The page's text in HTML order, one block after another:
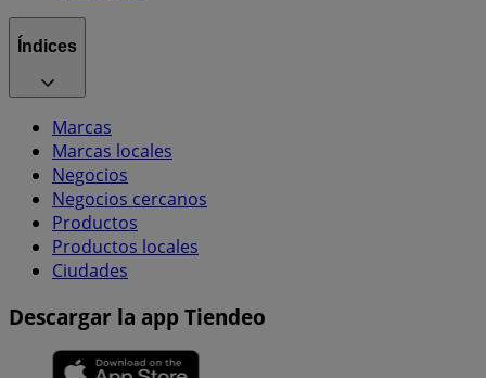
Índices
Marcas
Marcas locales
Negocios
Negocios cercanos
Productos
Productos locales
Ciudades
Descargar la app Tiendeo